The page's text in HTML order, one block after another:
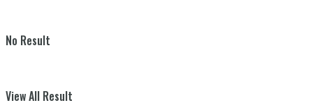
No Result
View All Result